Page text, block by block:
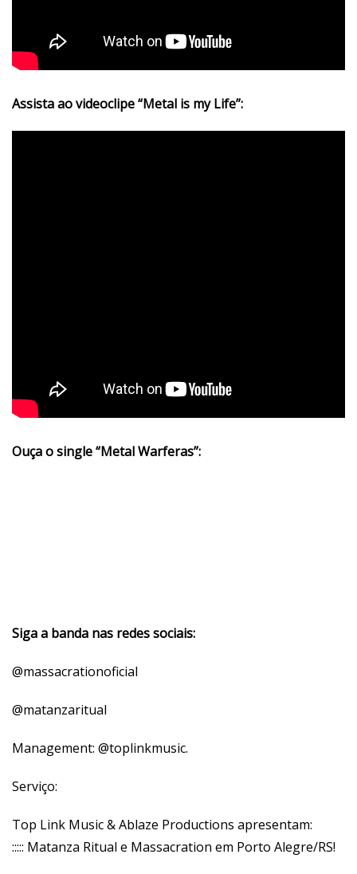
Assista ao videoclipe “Metal is my Life”:
Ouça o single “Metal Warferas”:
Siga a banda nas redes sociais:
@massacrationoficial
@matanzaritual
Management: @toplinkmusic.
Serviço:
Top Link Music & Ablaze Productions apresentam:
::::: Matanza Ritual e Massacration em Porto Alegre/RS!